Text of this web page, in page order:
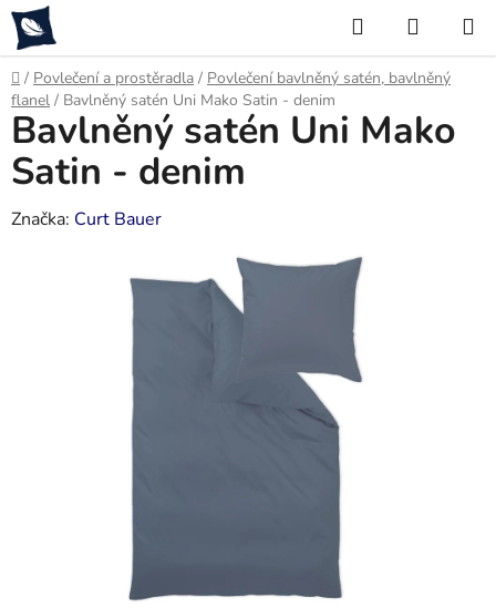
Přejít
na
obsah
Hledat
KOŠÍK
Domů
/ Povlečení a prostěradla / Povlečení bavlněný satén, bavlněný
flanel / Bavlněný satén Uni Mako Satin - denim
Bavlněný satén Uni Mako
Satin - denim
Značka: Curt Bauer